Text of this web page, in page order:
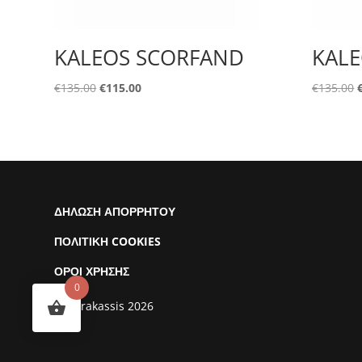
KALEOS SCORFAND
€135.00 Original
€115.00Η
€115.00.
€135.00
ΔΗΛΩΣΗ ΑΠΟΡΡΗΤΟΥ
ΠΟΛΙΤΙΚΗ COOKIES
ΟΡΟΙ ΧΡΗΣΗΣ
© Karakassis 2026
0